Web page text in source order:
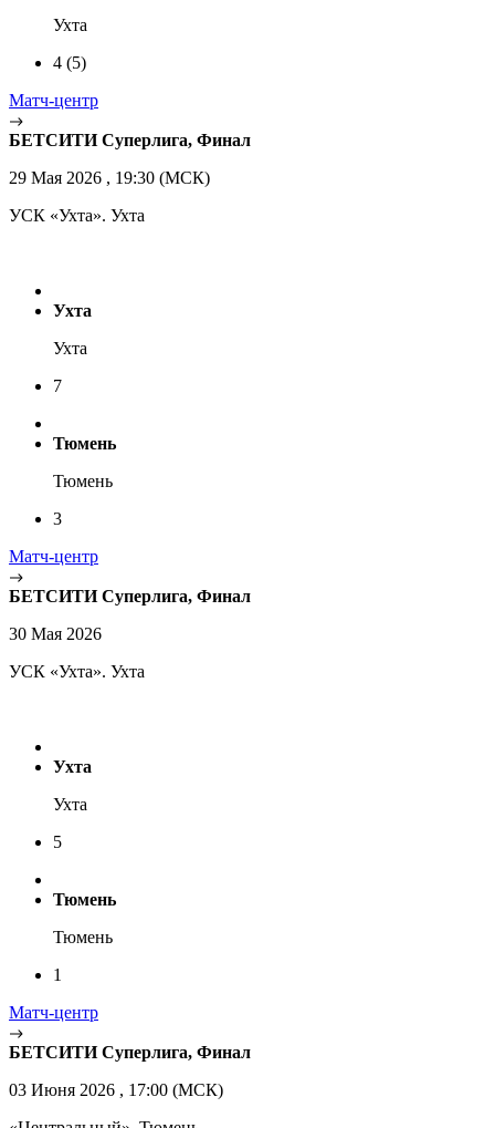
Ухта
4 (5)
Матч-центр
БЕТСИТИ Суперлига, Финал
29 Мая 2026 , 19:30 (МСК)
УСК «Ухта». Ухта
Ухта
Ухта
7
Тюмень
Тюмень
3
Матч-центр
БЕТСИТИ Суперлига, Финал
30 Мая 2026
УСК «Ухта». Ухта
Ухта
Ухта
5
Тюмень
Тюмень
1
Матч-центр
БЕТСИТИ Суперлига, Финал
03 Июня 2026 , 17:00 (МСК)